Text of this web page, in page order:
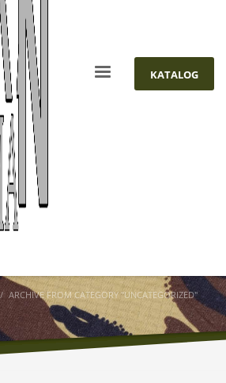
KATALOG
ARCHIVE FROM CATEGORY "UNCATEGORIZED"